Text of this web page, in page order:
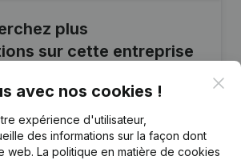
plus
sur cette entreprise
informations rapides ou des détails
avec nos cookies !
expérience d'utilisateur,
des informations sur la façon dont
web. La politique en matière de cookies